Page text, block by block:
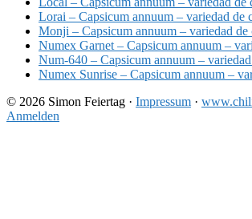
Lorai – Capsicum annuum – variedad de
Monji – Capsicum annuum – variedad de
Numex Garnet – Capsicum annuum –
Num-640 – Capsicum annuum –
Numex Sunrise – Capsicum annuum –
© 2026 Simon Feiertag · Impressum ·
Anmelden